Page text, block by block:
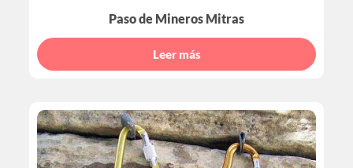
Paso de Mineros Mitras
Leer más